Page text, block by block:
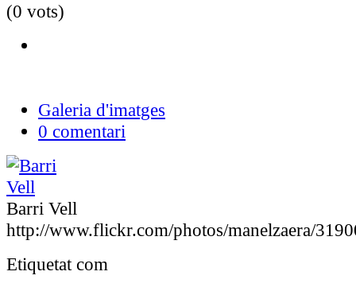
(0 vots)
Galeria d'imatges
0 comentari
Barri Vell
http://www.flickr.com/photos/manelzaera/
Etiquetat com